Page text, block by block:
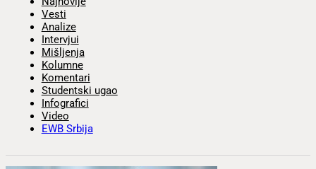
Vesti
Analize
Intervjui
Mišljenja
Kolumne
Komentari
Studentski ugao
Infografici
Video
EWB Srbija